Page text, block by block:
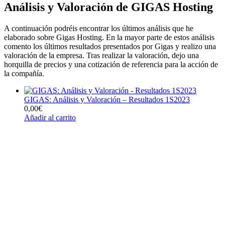
Análisis y Valoración de GIGAS Hosting
A continuación podréis encontrar los últimos análisis que he
elaborado sobre Gigas Hosting. En la mayor parte de estos análisis
comento los últimos resultados presentados por Gigas y realizo una
valoración de la empresa. Tras realizar la valoración, dejo una
horquilla de precios y una cotización de referencia para la acción de
la compañía.
GIGAS: Análisis y Valoración – Resultados 1S2023
0,00€
Añadir al carrito